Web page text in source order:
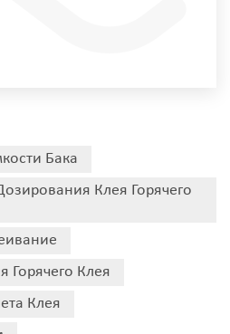
Бака
Клея Горячего
Горячего Клея
Клея